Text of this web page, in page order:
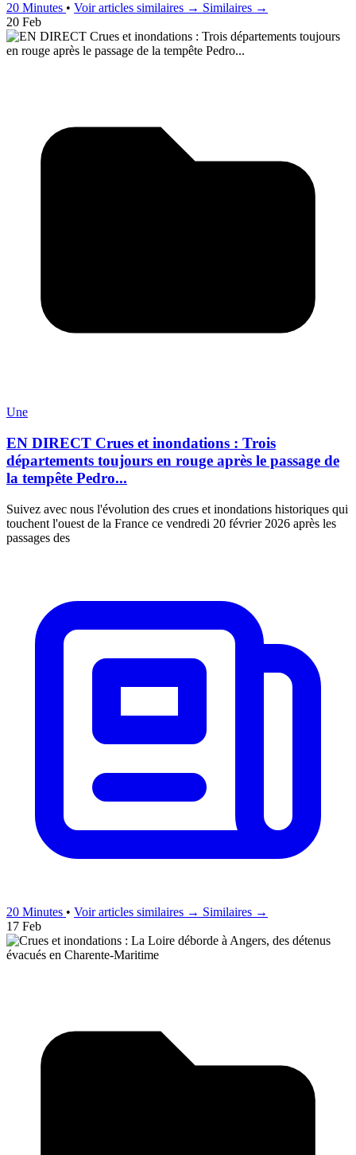
20 Minutes • Voir articles similaires → Similaires →
20 Feb
Une
EN DIRECT Crues et inondations : Trois
départements toujours en rouge après le passage de
la tempête Pedro...
Suivez avec nous l'évolution des crues et inondations historiques qui
touchent l'ouest de la France ce vendredi 20 février 2026 après les
passages des
20 Minutes • Voir articles similaires → Similaires →
17 Feb